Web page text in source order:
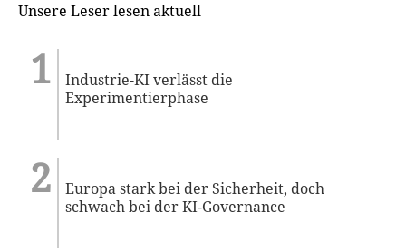
Unsere Leser lesen aktuell
Industrie-KI verlässt die
Experimentierphase
Europa stark bei der Sicherheit, doch
schwach bei der KI-Governance